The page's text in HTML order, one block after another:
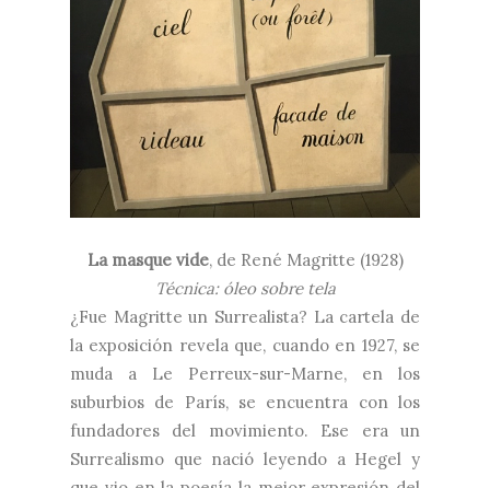
La masque vide, de René Magritte (1928)
Técnica: óleo sobre tela
¿Fue Magritte un Surrealista? La cartela de
la exposición revela que, cuando en 1927, se
muda a Le Perreux-sur-Marne, en los
suburbios de París, se encuentra con los
fundadores del movimiento. Ese era un
Surrealismo que nació leyendo a Hegel y